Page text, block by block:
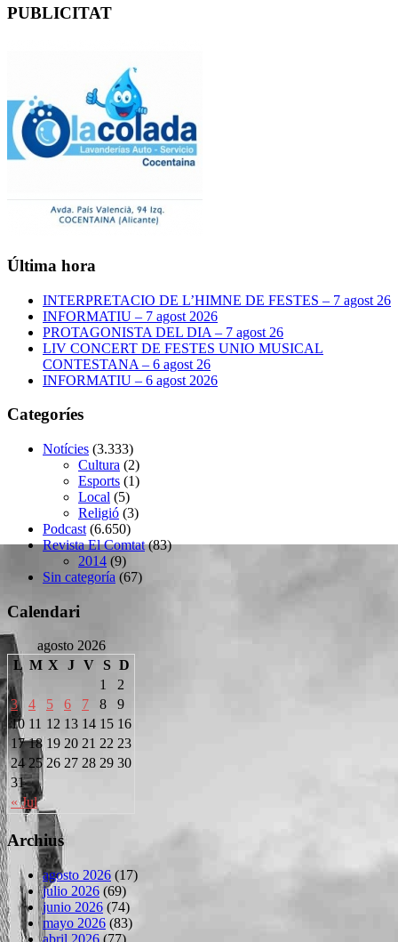
PUBLICITAT
Última hora
INTERPRETACIO DE L’HIMNE DE FESTES – 7 agost 26
INFORMATIU – 7 agost 2026
PROTAGONISTA DEL DIA – 7 agost 26
LIV CONCERT DE FESTES UNIO MUSICAL
CONTESTANA – 6 agost 26
INFORMATIU – 6 agost 2026
Categoríes
Notícies (3.333)
Cultura (2)
Esports (1)
Local (5)
Religió (3)
Podcast (6.650)
Revista El Comtat(83)
2014 (9)
Sin categoría (67)
Calendari
agosto 2026
L M X J V S D
« Jul
1
2
3
4 5 6 7 8
9
10 11 12 13 14 15 16
17 18 19 20 21 22 23
24 25 26 27 28 29 30
31
Archius
agosto 2026 (17)
julio 2026 (69)
junio 2026 (74)
mayo 2026 (83)
abril 2026 (77)